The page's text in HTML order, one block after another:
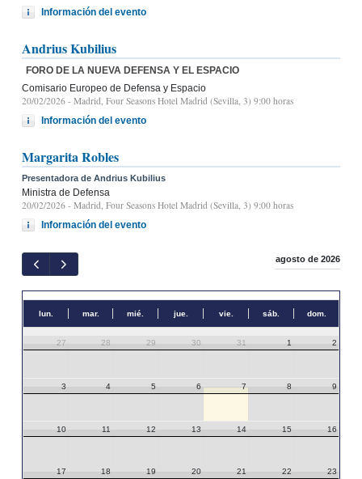
Información del evento
Andrius Kubilius
FORO DE LA NUEVA DEFENSA Y EL ESPACIO
Comisario Europeo de Defensa y Espacio
20/02/2026 - Madrid, Four Seasons Hotel Madrid (Sevilla, 3) 9:00 horas
Información del evento
Margarita Robles
Presentadora de Andrius Kubilius
Ministra de Defensa
20/02/2026 - Madrid, Four Seasons Hotel Madrid (Sevilla, 3) 9:00 horas
Información del evento
agosto de 2026
lun. mar. mié. jue. vie. sáb. dom.
27 28 29 30 31 1 2
3 4 5 6 7 8 9
10 11 12 13 14 15 16
17 18 19 20 21 22 23